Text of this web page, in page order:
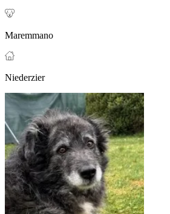
Maremmano
Niederzier